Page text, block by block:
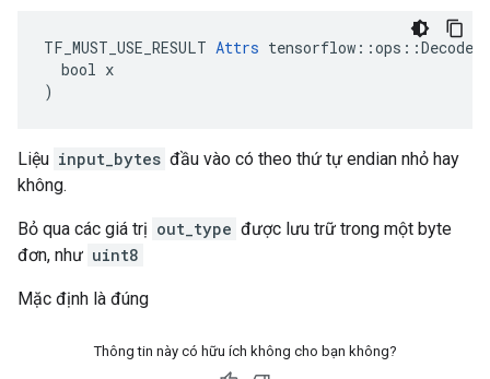
TF_MUST_USE_RESULT Attrs
  bool x
)
Liệu input_bytes đầu vào có theo thứ tự endian nhỏ hay
không.
Bỏ qua các giá trị out_type được lưu trữ trong một byte
đơn, như uint8
Mặc định là đúng
Thông tin này có hữu ích không cho bạn không?